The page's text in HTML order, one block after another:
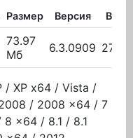
Размер Версия
73.97
Мб
6.3.0909
/ XP x64 / Vista /
/ 2008 x64 / 7
x64 / 8.1 / 8.1